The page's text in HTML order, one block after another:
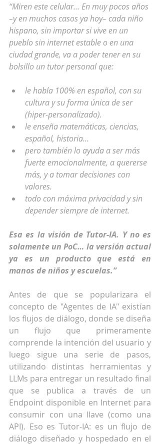
“Miren este celular… En muy pocos años
–y en muchos casos ya hoy– cada niño
hispano, sin importar si vive en un
pueblo sin internet estable o en una
ciudad grande, va a poder tener en su
bolsillo un tutor personal que:
le habla 100% en español, con su
cultura y su forma única de ser
(hiper-personalizado).
le enseña matemáticas, ciencias,
español, historia…
pero también lo ayuda a ser más
fuerte emocionalmente, a quererse
más, y a tomar decisiones con
valores.
todo con máxima privacidad y sin
depender siempre de internet.
Esa es la visión de Tutor-IA. Y no es
solamente un PoC… la versión actual
ya es un producto que está en
manos de niños y escuelas.”
Antes de que se popularizara el
concepto de "Agentes de IA" existían
los flujos de diálogo, donde se diseña
un flujo que primeramente
comprende la intención del usuario y
luego sigue una serie de pasos,
utilizando distintas herramientas y
LLMs para entregar un resultado final
que se publica a través de un
Endpoint disponible en Internet para
consumir con una llave (como una
API). Eso es Tutor-IA: es un flujo de